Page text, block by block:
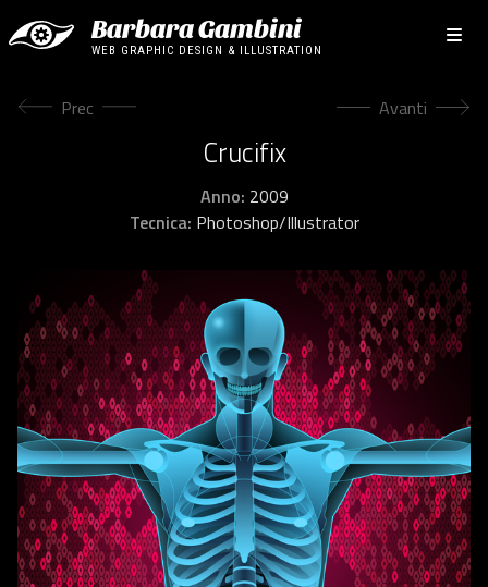
Barbara Gambini
WEB GRAPHIC DESIGN & ILLUSTRATION
Articolo precedente: Trojan Horse
Prec Articolo
Avanti
Crucifix
Anno: 2009
Tecnica: Photoshop/Illustrator